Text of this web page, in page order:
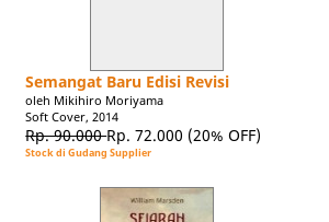
Semangat Baru Edisi Revisi
oleh Mikihiro Moriyama
Soft Cover, 2014
Rp. 90.000Rp. 72.000 (20% OFF)
Stock di Gudang Supplier